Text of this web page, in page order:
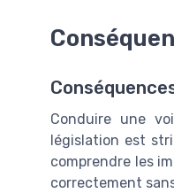
Conduire une
législation est
comprendre les
correctement